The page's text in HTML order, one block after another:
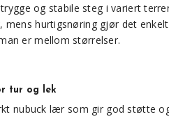
og stabile steg i variert
mens hurtigsnøring gjør det
er mellom størrelser.
tur og lek
nubuck lær som gir god støtte